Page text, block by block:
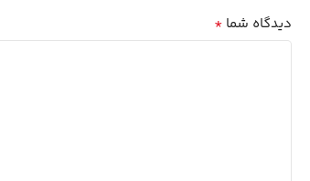
دیدگاه شما *